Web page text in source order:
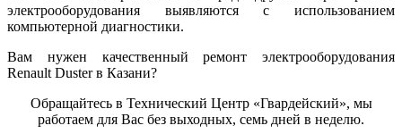
электрооборудования выявляются с использованием
компьютерной диагностики.
Вам нужен качественный ремонт электрооборудования
Renault Duster в Казани?
Обращайтесь в Технический Центр «Гвардейский», мы
работаем для Вас без выходных, семь дней в неделю.